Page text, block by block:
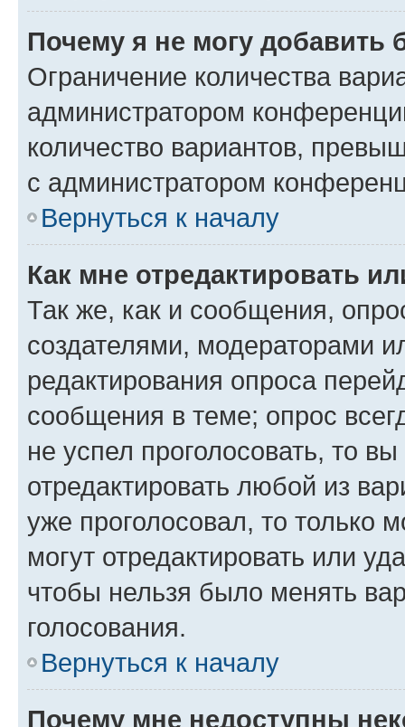
Почему я не могу добавить
Ограничение количества
администратором
количество вариантов,
с администратором
Вернуться к началу
Как мне отредактировать
Так же, как и сообщения,
создателями, модераторами
редактирования опроса
сообщения в теме; опрос
не успел проголосовать, то
отредактировать любой из
уже проголосовал, то только
могут отредактировать или
чтобы нельзя было менять
голосования.
Вернуться к началу
Почему мне недоступны